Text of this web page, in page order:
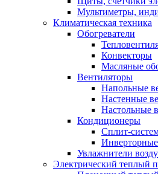
Мультиметры,
Климатическая техника
Обогреватели
Конвекторы
Масляные
Вентиляторы
Напольные
Настенные
Настольные
Кондиционеры
Сплит-
Увлажнители
Электрический теплый